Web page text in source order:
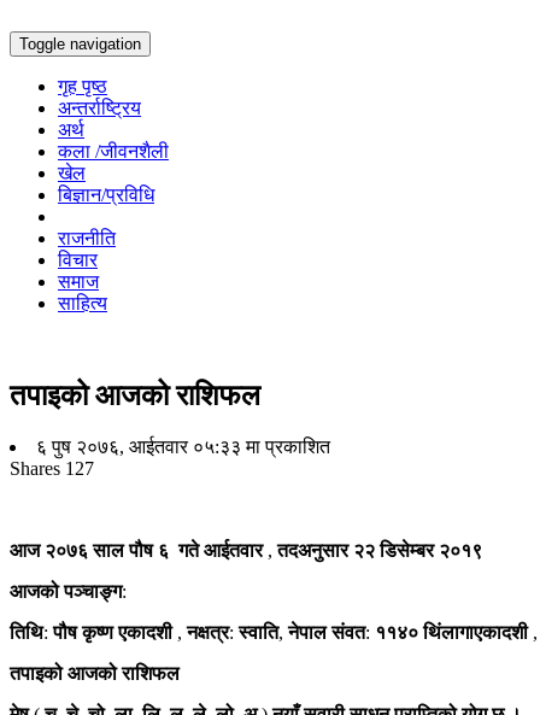
Toggle navigation
गृह पृष्ठ
अन्तर्राष्ट्रिय
अर्थ
कला /जीवनशैली
खेल
बिज्ञान/प्रविधि
राजनीति
विचार
समाज
साहित्य
तपाइको आजको राशिफल
६ पुष २०७६, आईतवार ०५:३३ मा प्रकाशित
Shares 127
आज २०७६ साल पौष ६ गते आईतवार ,तदअनुसार २२ डिसेम्बर २०१९
आजको पञ्चाङ्ग:
तिथि:पौष कृष्ण एकादशी ,नक्षत्र:स्वाति,नेपाल संवत: ११४० थिंलागाएकादशी
तपाइको आजको राशिफल